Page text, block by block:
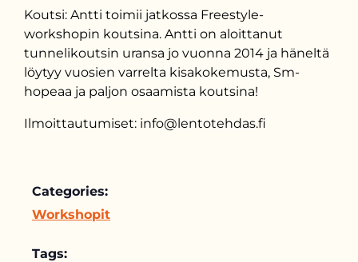
Koutsi: Antti toimii jatkossa Freestyle-
workshopin koutsina. Antti on aloittanut
tunnelikoutsin uransa jo vuonna 2014 ja häneltä
löytyy vuosien varrelta kisakokemusta, Sm-
hopeaa ja paljon osaamista koutsina!
Ilmoittautumiset: info@lentotehdas.fi
Categories:
Workshopit
Tags: